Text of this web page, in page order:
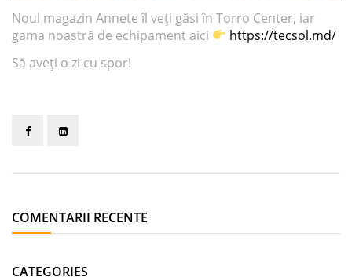
Noul magazin Annete îl veți găsi în Torro Center, iar
gama noastră de echipament aici
https://tecsol.md/
Să aveți o zi cu spor!
COMENTARII RECENTE
CATEGORIES